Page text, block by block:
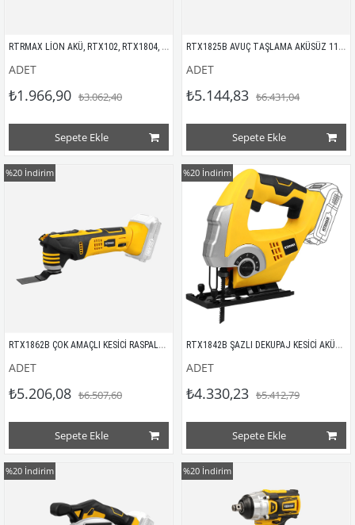
RTRMAX LİON AKÜ, RTX102, RTX1804, RTX1505
ADET
₺1.966,90 ₺3.062,40
Sepete Ekle
RTX1825B AVUÇ TAŞLAMA AKÜSÜZ 115 mm 18V
ADET
₺5.144,83 ₺6.431,04
Sepete Ekle
RTX1862B ÇOK AMAÇLI KESİCİ RASPALAMA AKÜSÜZ
ADET
₺5.206,08 ₺6.507,60
Sepete Ekle
%20 İndirim
RTX1842B ŞAZLI DEKUPAJ KESİCİ AKÜSÜZ
ADET
₺4.330,23 ₺5.412,79
Sepete Ekle
%20 İndirim
%20 İndirim %20 İndirim